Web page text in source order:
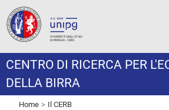
CENTRO DI RICERCA PER
DELLA BIRRA
Home Il CERB